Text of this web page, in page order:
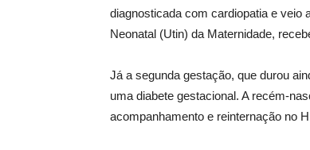
diagnosticada com cardiopatia e veio
Neonatal (Utin) da Maternidade,
Já a segunda gestação, que durou
uma diabete gestacional. A recém-
acompanhamento e reinternação no